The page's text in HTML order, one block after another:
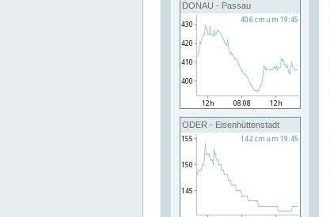
DONAU - Passau
ODER - Eisenhüttenstadt